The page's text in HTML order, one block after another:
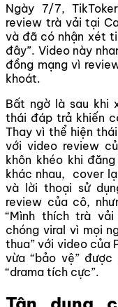
Ngày 7/7,
review trà vải tại
và đã có nhận xét
đây”. Video này
đồng mạng vì
khoát.
Bất ngờ là sau khi
thái đáp trả khiến
Thay vì thể hiện
với video review
khôn khéo khi
khác nhau, cover
và lời thoại sử
review của cô,
“Mình thích trà
chóng viral vì mọi
thua” với video của
vừa “bảo vệ”
“drama tích cực”.